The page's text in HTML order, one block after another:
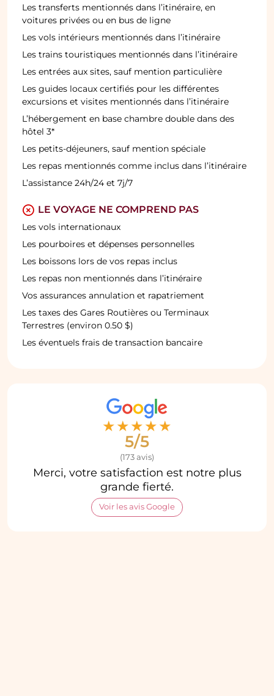
Les transferts mentionnés dans l’itinéraire, en
voitures privées ou en bus de ligne
Les vols intérieurs mentionnés dans l’itinéraire
Les trains touristiques mentionnés dans l’itinéraire
Les entrées aux sites, sauf mention particulière
Les guides locaux certifiés pour les différentes
excursions et visites mentionnés dans l’itinéraire
L’hébergement en base chambre double dans des
hôtel 3*
Les petits-déjeuners, sauf mention spéciale
Les repas mentionnés comme inclus dans l’itinéraire
L’assistance 24h/24 et 7j/7
LE VOYAGE NE COMPREND PAS
Les vols internationaux
Les pourboires et dépenses personnelles
Les boissons lors de vos repas inclus
Les repas non mentionnés dans l’itinéraire
Vos assurances annulation et rapatriement
Les taxes des Gares Routières ou Terminaux
Terrestres (environ 0.50 $)
Les éventuels frais de transaction bancaire
★★★★★
5/5
(173 avis)
Merci, votre satisfaction est notre plus
grande fierté.
Voir les avis Google